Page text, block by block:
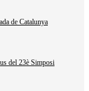
de Catalunya
del 23è Simposi